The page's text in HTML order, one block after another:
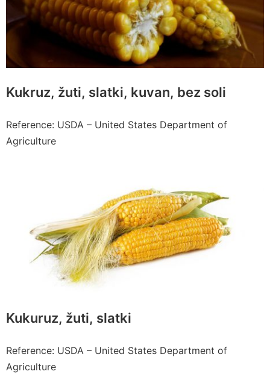
Kukruz, žuti, slatki, kuvan, bez soli
Reference: USDA – United States Department of
Agriculture
Kukuruz, žuti, slatki
Reference: USDA – United States Department of
Agriculture